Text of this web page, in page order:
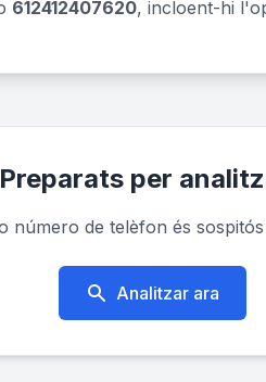
612412407620, incloent-hi
Preparats per
número de telèfon és
Analitzar ara